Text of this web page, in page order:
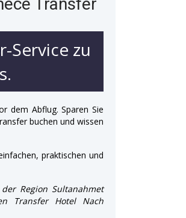
Service zu
dem Abflug. Sparen Sie
buchen und wissen
praktischen und
Region Sultanahmet
Transfer Hotel Nach